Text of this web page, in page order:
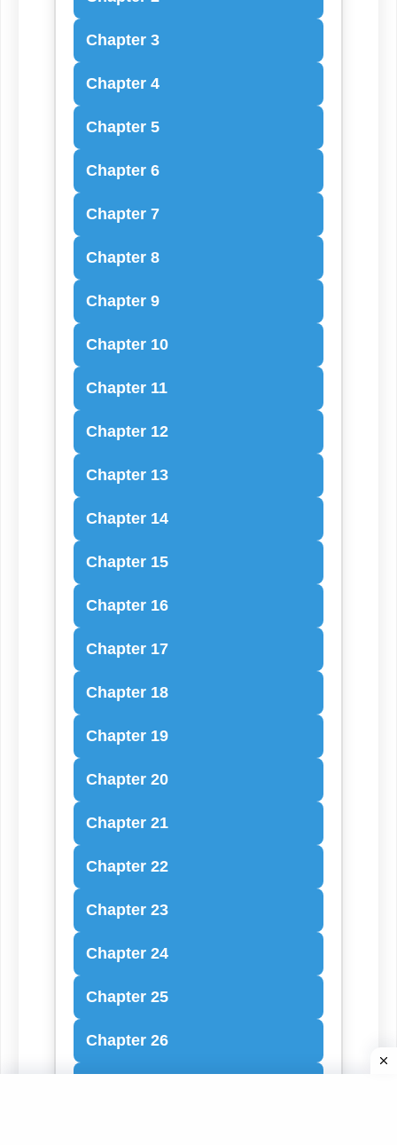
Chapter 3
Chapter 4
Chapter 5
Chapter 6
Chapter 7
Chapter 8
Chapter 9
Chapter 10
Chapter 11
Chapter 12
Chapter 13
Chapter 14
Chapter 15
Chapter 16
Chapter 17
Chapter 18
Chapter 19
Chapter 20
Chapter 21
Chapter 22
Chapter 23
Chapter 24
Chapter 25
Chapter 26